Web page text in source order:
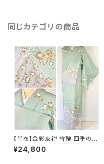
同じカテゴリの商品
【単衣】金彩友禅 雪輪 四季の
花々 正絹 訪問着 黄緑 青緑 紫
1418
¥24,800